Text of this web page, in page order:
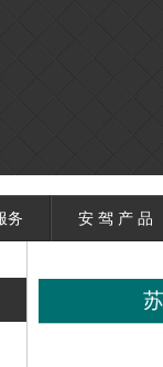
务 安 驾 产 品